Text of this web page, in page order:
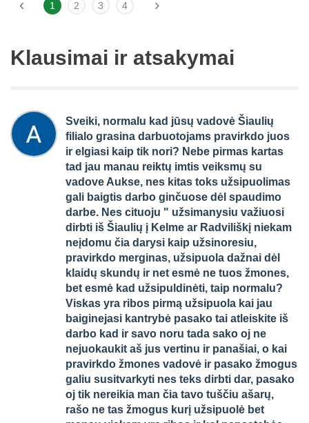
‹ 1 2 3 4 ›
Klausimai ir atsakymai
Sveiki, normalu kad jūsų vadovė Šiaulių
filialo grasina darbuotojams pravirkdo juos
ir elgiasi kaip tik nori? Nebe pirmas kartas
tad jau manau reiktų imtis veiksmų su
vadove Aukse, nes kitas toks užsipuolimas
gali baigtis darbo ginčuose dėl spaudimo
darbe. Nes cituoju " užsimanysiu važiuosi
dirbti iš Šiaulių į Kelme ar Radviliškį niekam
neįdomu čia darysi kaip užsinoresiu,
pravirkdo merginas, užsipuola dažnai dėl
klaidų skundų ir net esmė ne tuos žmones,
bet esmė kad užsipuldinėti, taip normalu?
Viskas yra ribos pirmą užsipuola kai jau
baiginejasi kantrybė pasako tai atleiskite iš
darbo kad ir savo noru tada sako oj ne
nejuokaukit aš jus vertinu ir panašiai, o kai
pravirkdo žmones vadovė ir pasako žmogus
galiu susitvarkyti nes teks dirbti dar, pasako
oj tik nereikia man čia tavo tuščiu ašarų,
rašo ne tas žmogus kurį užsipuolė bet